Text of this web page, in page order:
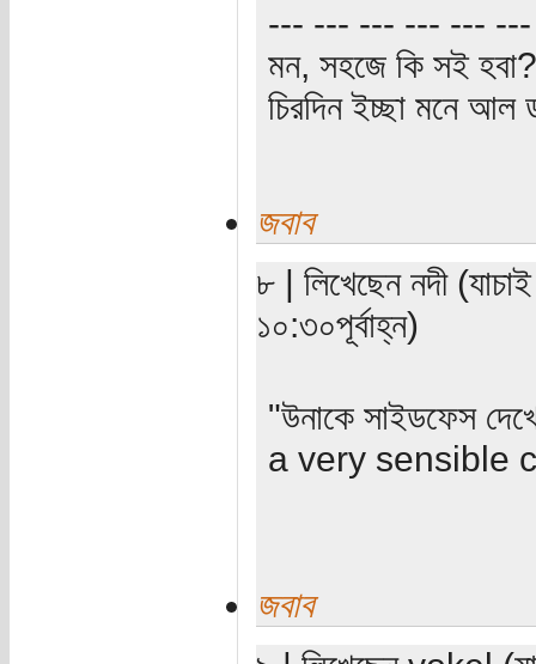
--- --- --- --- ---
মন, সহজে কি সই হবা?
চিরদিন ইচ্ছা মনে আল
জবাব
৮ | লিখেছেন নদী
১০:৩০পূর্বাহ্ন)
"উনাকে সাইডফেস
a very sensible
জবাব